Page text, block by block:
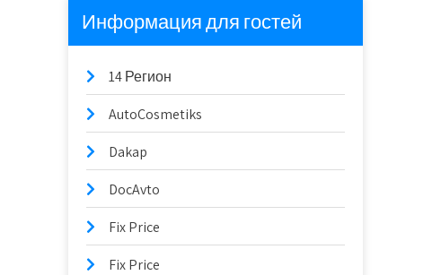
Информация для гостей
14 Регион
AutoCosmetiks
Dakap
DocAvto
Fix Price
Fix Price